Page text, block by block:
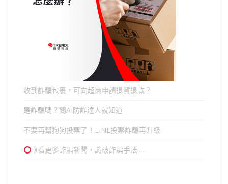
收到詐騙包裹，可向超商申請退貨退款？
是詐騙嗎？問AI防詐達人就知道
不要再幫狗狗投票了！LINE投票詐騙再升級
⟫看更多詐騙新聞，識破詐騙手法….